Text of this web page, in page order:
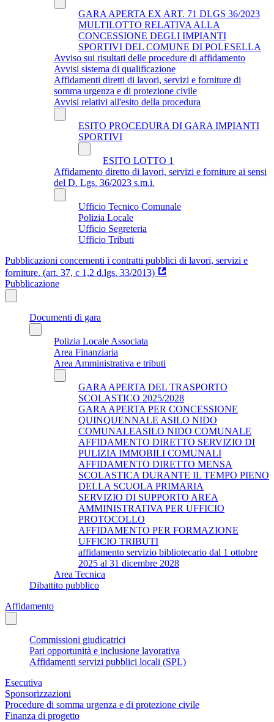
GARA APERTA EX ART. 71 DLGS 36/2023
MULTILOTTO RELATIVA ALLA
CONCESSIONE DEGLI IMPIANTI
SPORTIVI DEL COMUNE DI POLESELLA
Avviso sui risultati delle procedure di affidamento
Avvisi sistema di qualificazione
Affidamenti diretti di lavori, servizi e forniture di
somma urgenza e di protezione civile
Avvisi relativi all'esito della procedura
ESITO PROCEDURA DI GARA IMPIANTI
SPORTIVI
ESITO LOTTO 1
Affidamento diretto di lavori, servizi e forniture ai sensi
del D. Lgs. 36/2023 s.m.i.
Ufficio Tecnico Comunale
Polizia Locale
Ufficio Segreteria
Ufficio Tributi
Pubblicazioni concernenti i contratti pubblici di lavori, servizi e
forniture. (art. 37, c 1,2 d.lgs. 33/2013)
Pubblicazione
Documenti di gara
Polizia Locale Associata
Area Finanziaria
Area Amministrativa e tributi
GARA APERTA DEL TRASPORTO
SCOLASTICO 2025/2028
GARA APERTA PER CONCESSIONE
QUINQUENNALE ASILO NIDO
COMUNALEASILO NIDO COMUNALE
AFFIDAMENTO DIRETTO SERVIZIO DI
PULIZIA IMMOBILI COMUNALI
AFFIDAMENTO DIRETTO MENSA
SCOLASTICA DURANTE IL TEMPO PIENO
DELLA SCUOLA PRIMARIA
SERVIZIO DI SUPPORTO AREA
AMMINISTRATIVA PER UFFICIO
PROTOCOLLO
AFFIDAMENTO PER FORMAZIONE
UFFICIO TRIBUTI
affidamento servizio bibliotecario dal 1 ottobre
2025 al 31 dicembre 2028
Area Tecnica
Dibattito pubblico
Affidamento
Commissioni giudicatrici
Pari opportunità e inclusione lavorativa
Affidamenti servizi pubblici locali (SPL)
Esecutiva
Sponsorizzazioni
Procedure di somma urgenza e di protezione civile
Finanza di progetto